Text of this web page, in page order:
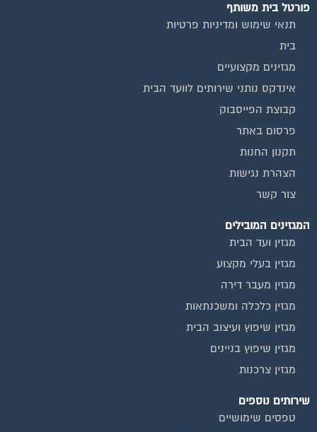
פורטל בית משותף
תנאי שימוש ומדיניות פרטיות
בית
מגזינים מקצועיים
אינדקס נותני שירותים לוועד הבית
קבוצת הפייסבוק
פרסום באתר
תקנון החנות
הצהרת נגישות
צור קשר
המגזינים המובילים
מגזין ועד הבית
מגזין בעלי מקצוע
מגזין מעבר דירה
מגזין כלכלה ומשכנתאות
מגזין שיפוץ ועיצוב הבית
מגזין שיפוץ בניינים
מגזין צרכנות
שירותים נוספים
טפסים שימושיים